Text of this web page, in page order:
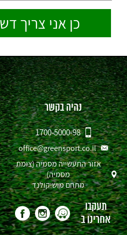
נהיה בקשר
1700-5000-98
office@greensport.co.il
אזור התעשייה מסמיה (צומת
מסמיה)
מתחם מושיקולנד
תעקבו
אחרינו ב